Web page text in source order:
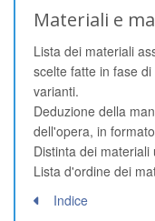
Materiali e
Lista dei materiali
scelte fatte in fase
varianti.
Deduzione della
dell'opera, in
Distinta dei
Lista d'ordine dei
Indice